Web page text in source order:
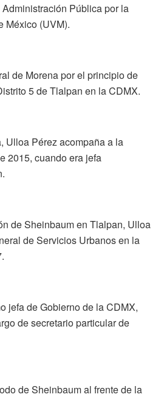
Pública por la
México (UVM).
de Morena por el principio de
5 de Tlalpan en la CDMX.
Ulloa Pérez acompaña a la
2015, cuando era jefa
de Sheinbaum en Tlalpan, Ulloa
de Servicios Urbanos en la
jefa de Gobierno de la CDMX,
de secretario particular de
de Sheinbaum al frente de la